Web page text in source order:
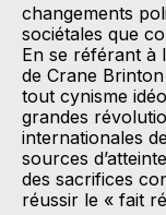
changements
sociétales que
En se référant à
de Crane
tout cynisme
grandes
internationales
sources
des sacrifices
réussir le « fait